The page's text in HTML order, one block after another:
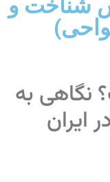
شناخت و
نگاهی به
ایران